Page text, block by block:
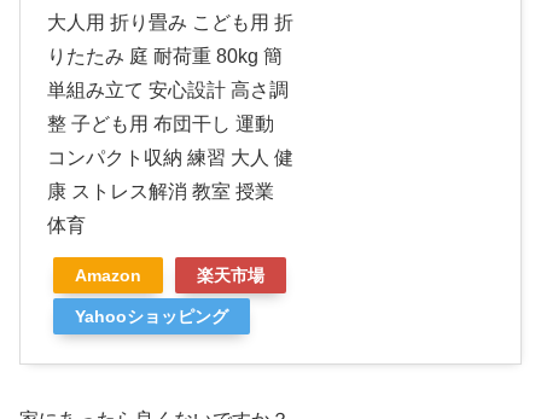
大人用 折り畳み こども用 折
りたたみ 庭 耐荷重 80kg 簡
単組み立て 安心設計 高さ調
整 子ども用 布団干し 運動
コンパクト収納 練習 大人 健
康 ストレス解消 教室 授業
体育
Amazon 楽天市場
Yahooショッピング